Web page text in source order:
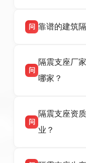
问 靠谱的建筑
震支座厂家，
HDR 高阻尼
话：
问
隔震支座厂
哪家？
产厂家，可提
供货、现场安
问
隔震支座资
业？